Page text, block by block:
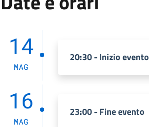
14
MAG
20:30 - Inizio evento
16
MAG
23:00 - Fine evento